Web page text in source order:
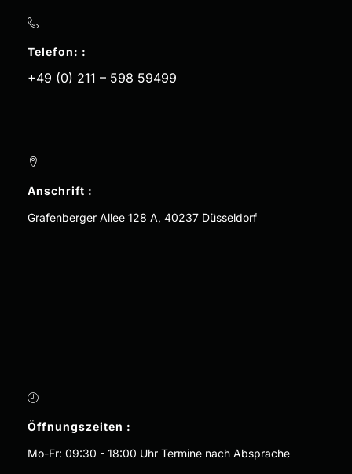
Telefon: :
+49 (0) 211 – 598 59499
Anschrift :
Grafenberger Allee 128 A, 40237 Düsseldorf
Öffnungszeiten :
Mo-Fr: 09:30 - 18:00 Uhr Termine nach Absprache